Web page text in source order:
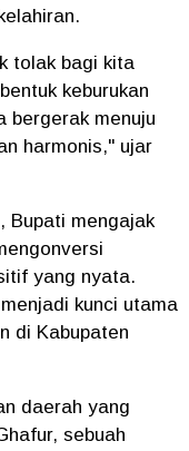
tolak bagi kita
keburukan
bergerak menuju
harmonis," ujar
Bupati mengajak
yang nyata.
kunci utama
di Kabupaten
daerah yang
sebuah